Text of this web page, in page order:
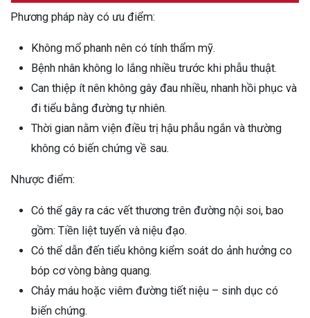
Phương pháp này có ưu điểm:
Không mổ phanh nên có tính thẩm mỹ.
Bệnh nhân không lo lắng nhiều trước khi phẫu thuật.
Can thiệp ít nên không gây đau nhiều, nhanh hồi phục và
đi tiểu bằng đường tự nhiên.
Thời gian nằm viện điều trị hậu phẫu ngắn và thường
không có biến chứng về sau.
Nhược điểm:
Có thể gây ra các vết thương trên đường nội soi, bao
gồm: Tiền liệt tuyến và niệu đạo.
Có thể dẫn đến tiểu không kiểm soát do ảnh hưởng co
bóp cơ vòng bàng quang.
Chảy máu hoặc viêm đường tiết niệu – sinh dục có
biến chứng.